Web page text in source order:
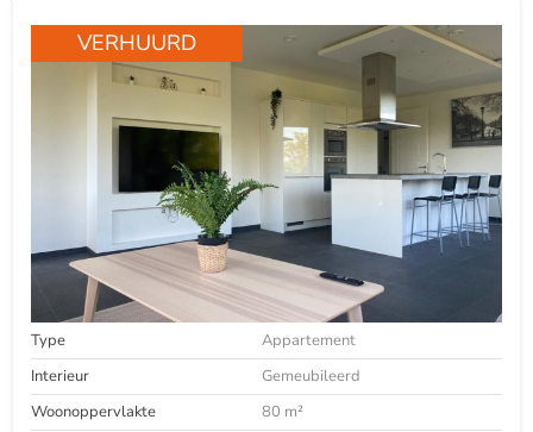
VERHUURD
Type
Appartement
Interieur
Gemeubileerd
Woonoppervlakte
80 m²